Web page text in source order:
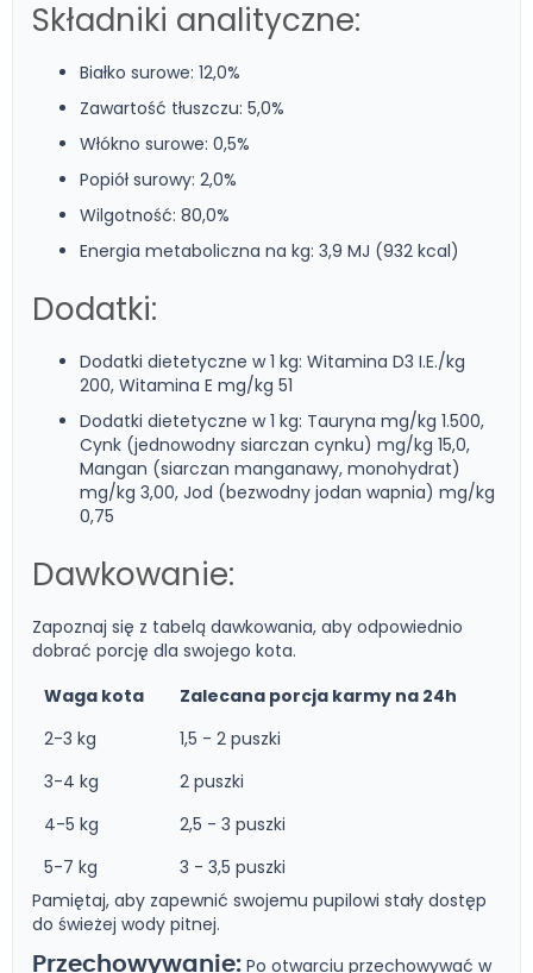
Składniki analityczne:
Białko surowe: 12,0%
Zawartość tłuszczu: 5,0%
Włókno surowe: 0,5%
Popiół surowy: 2,0%
Wilgotność: 80,0%
Energia metaboliczna na kg: 3,9 MJ (932 kcal)
Dodatki:
Dodatki dietetyczne w 1 kg: Witamina D3 I.E./kg
200, Witamina E mg/kg 51
Dodatki dietetyczne w 1 kg: Tauryna mg/kg 1.500,
Cynk (jednowodny siarczan cynku) mg/kg 15,0,
Mangan (siarczan manganawy, monohydrat)
mg/kg 3,00, Jod (bezwodny jodan wapnia) mg/kg
0,75
Dawkowanie:
Zapoznaj się z tabelą dawkowania, aby odpowiednio
dobrać porcję dla swojego kota.
Waga kota
Zalecana porcja karmy na 24h
2-3 kg
1,5 - 2 puszki
3-4 kg
2 puszki
4-5 kg
2,5 - 3 puszki
5-7 kg
3 - 3,5 puszki
Pamiętaj, aby zapewnić swojemu pupilowi stały dostęp
do świeżej wody pitnej.
Przechowywanie: Po otwarciu przechowywać w